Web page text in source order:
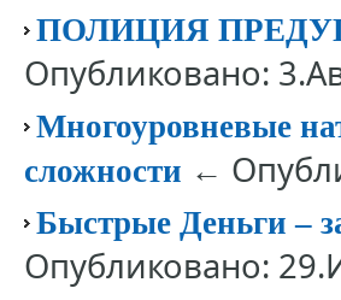
ПОЛИЦИЯ
Опубликовано:
Многоуровневые
сложности ←
Быстрые Деньги –
Опубликовано: